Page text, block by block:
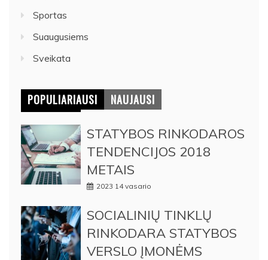
Sportas
Suaugusiems
Sveikata
POPULIARIAUSI NAUJAUSI
STATYBOS RINKODAROS
TENDENCIJOS 2018
METAIS
2023 14 vasario
SOCIALINIŲ TINKLŲ
RINKODARA STATYBOS
VERSLO ĮMONĖMS